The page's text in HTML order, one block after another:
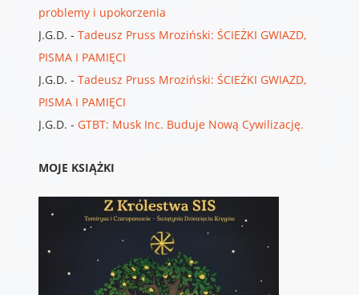
problemy i upokorzenia
J.G.D. - Tadeusz Pruss Mroziński: ŚCIEŻKI GWIAZD,
PISMA I PAMIĘCI
J.G.D. - Tadeusz Pruss Mroziński: ŚCIEŻKI GWIAZD,
PISMA I PAMIĘCI
J.G.D. - GTBT: Musk Inc. Buduje Nową Cywilizację.
MOJE KSIĄŻKI